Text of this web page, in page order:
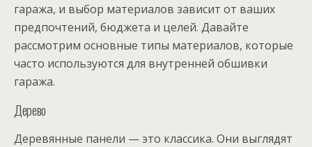
гаража, и выбор материалов зависит от ваших
предпочтений, бюджета и целей. Давайте
рассмотрим основные типы материалов, которые
часто используются для внутренней обшивки
гаража.
Дерево
Деревянные панели — это классика. Они выглядят